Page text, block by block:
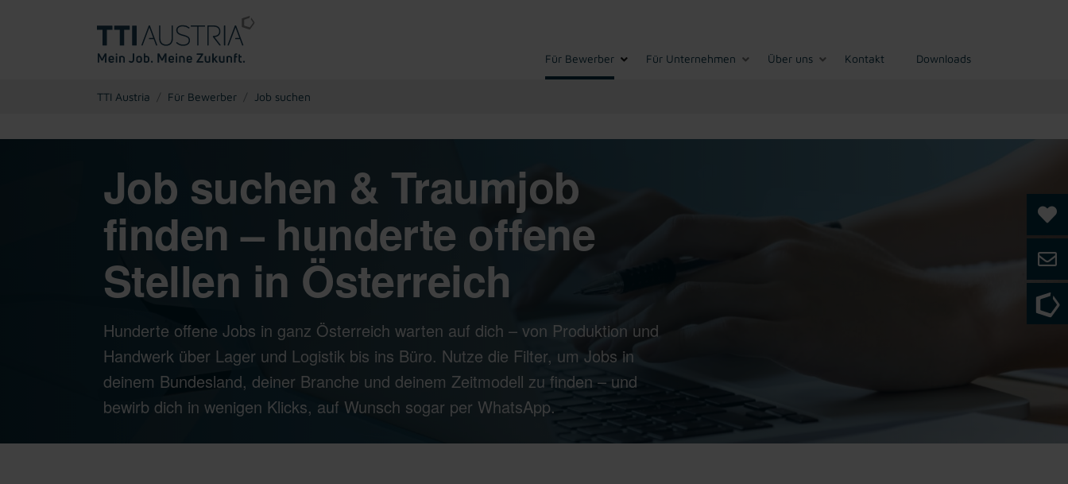
Für Bewerber Für Unternehmen Über uns Kontakt Downloads
TTI Austria Für Bewerber Job suchen
Job suchen & Traumjob
finden – hunderte offene
Stellen in Österreich
Hunderte offene Jobs in ganz Österreich warten auf dich – von Produktion und
Handwerk über Lager und Logistik bis ins Büro. Nutze die Filter, um Jobs in
deinem Bundesland, deiner Branche und deinem Zeitmodell zu finden – und
bewirb dich in wenigen Klicks, auf Wunsch sogar per WhatsApp.